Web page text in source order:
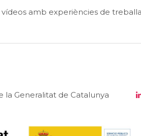
amb experiències de
la Generalitat de Catalunya